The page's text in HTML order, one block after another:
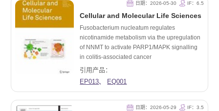
IF：6.5
日期：2026-05-30
Cellular and Molecular Life Sciences
Fusobacterium nucleatum regulates
nicotinamide metabolism via the upregulation
of NNMT to activate PARP1/MAPK signalling
in colitis-associated cancer
引用产品：
EP013、 EQ001
IF：3.5
日期：2026-05-29